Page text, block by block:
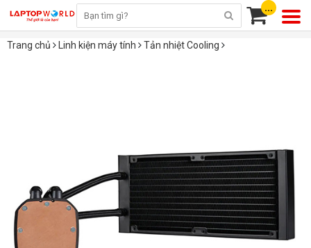
...
Trang chủ Linh kiện máy tính Tản nhiệt Cooling